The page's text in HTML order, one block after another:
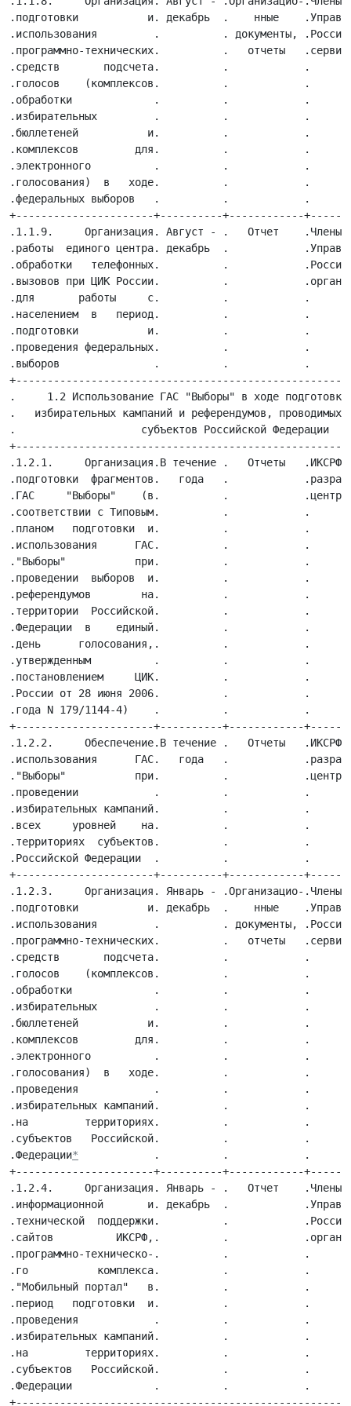
*
.          .            .                        .
+----------------------+----------+------------+------------------------.
.1.2.4.     Организация. Январь - .   Отчет    .Члены     ЦИК    России,.
.информационной       и. декабрь  .            .Управления  Аппарата ЦИК.
.технической  поддержки.          .            .России,                 .
.сайтов          ИКСРФ,.          .            .организации-исполнители .
.программно-техническо-.          .            .                        .
.го           комплекса.          .            .                        .
."Мобильный портал"   в.          .            .                        .
.период   подготовки  и.          .            .                        .
.проведения            .          .            .                        .
.избирательных кампаний.          .            .                        .
.на         территориях.          .            .                        .
.субъектов   Российской.          .            .                        .
.Федерации             .          .            .                        .
+-----------------------------------------------------------------------.
.   1.3 Использование ГАС "Выборы" при решении задач, не связанных с    .
.                               выборами                                .
+-----------------------------------------------------------------------.
.1.3.1.     Обеспечение.В течение .   Отчеты   .Контрольное   управление.
.использования      ГАС.   года   .            .аппарата   ЦИК   России,.
."Выборы" для  контроля.          .            .ИКСРФ,                  .
.за   формированием   и.          .            .организации-исполнители .
.расходованием  средств.          .            .                        .
.политических партий, в.          .            .                        .
.том              числе.          .            .                        .
.информационными       .          .            .                        .
.технологиями ПРИУР ГАС.          .            .                        .
."Выборы"              .          .            .                        .
+----------------------+----------+------------+------------------------.
.1.3.2.     Организация.В течение .   Отчеты   .ИКСРФ                   .
.использования         .   года   .            .                        .
.информационных        .          .            .                        .
.ресурсов ГАС  "Выборы".          .            .                        .
.для       формирования.          .            .                        .
.списков  кандидатов  в.          .            .                        .
.присяжные   заседатели.          .            .                        .
.судов                 .          .            .                        .
+----------------------+----------+------------+------------------------.
.1.3.3.     Обеспечение.В течение .  Справки,  .Члены     ЦИК    России,.
.использования Регистра.   года   .   отчеты   .Управление              .
.избирателей,          .          .            .автоматизированных      .
.участников референдума.          .            .технологий, обработки  и.
.ГАС    "Выборы"    для.          .            .анализа       информации.
.решения               .          .            .Аппарата ЦИК России     .
.государственных задач,.          .            .                        .
.не     связанных     с.          .            .                        .
.выборами   (по запросу.          .            .                        .
.государственных       .          .            .                        .
.органов исполнительной.          .            .                        .
.власти и по  отдельным.          .            .                        .
.решениям ЦИК России)  .          .            .                        .
+----------------------+----------+------------+------------------------.
.1.3.4.  Предоставление.В течение .  Справки,  .ИКСРФ                   .
.государственным       .   года   .   отчеты   .                        .
.органам информации  из.          .            .                        .
.баз     данных     ГАС.          .            .                        .
."Выборы"             в.          .            .                        .
.соответствии         с.          .            .                        .
.заключенными       ЦИК.          .            .                        .
.России соглашениями   .          .            .                        .
+-----------------------------------------------------------------------.
.         2. Эксплуатация ГАС "Выборы" и обеспечивающих систем          .
+-----------------------------------------------------------------------.
.   2.1. Эксплуатация программно-технических средств КСА ГАС "Выборы"   .
+-----------------------------------------------------------------------.
.2.1.1.     Организация.В течение .Отчеты, акты.ИКСРФ,         сервисные.
.работ    (услуг)    по.   года   .            .центры                  .
.сервисному            .          .            .                        .
.обслуживанию          .          .            .                        .
.программно-технических.          .            .                        .
.средств     комплексов.          .            .                        .
.средств  автоматизации.          .            .                        .
.(ПТС КСА) ИКСРФ, в том.          .            .                        .
.числе       выполнение.          .            .                        .
.ремонтов   технических.          .            .                        .
.средств (ТС)          .          .            .                        .
+----------------------+----------+------------+------------------------.
.2.1.2.     Организация.В течение .Отчет, акты .Организации-исполнители .
.работ    (услуг)    по.   года   .            .                        .
.сервисному            .          .            .                        .
.обслуживанию ПТС   КСА.          .            .                        .
.ЦИК России и подсистем.          .            .                        .
.Интеллектуальной      .          .            .                        .
.информационной системы.          .            .                        .
.(ИИС)    здания    ЦИК.          .            .                        .
.России,   в  том числе.          .            .                        .
.выполнение ремонтов ТС.          .            .                        .
+----------------------+----------+------------+------------------------.
.2.1.3.     Организация.В течение .Отчеты, акты.ИКСРФ,                  .
.работ по сопровождению.   года   .            .организации-исполнители .
.специального          .          .            .                        .
.программного          .          .            .                        .
.обеспечения